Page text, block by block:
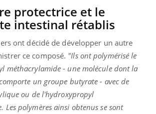
protectrice et le
intestinal rétablis
ont décidé de développer un autre
ce composé. "Ils ont polymérisé le
méthacrylamide - une molécule dont la
un groupe butyrate - avec de
ou de l'hydroxypropyl
Les polymères ainsi obtenus se sont